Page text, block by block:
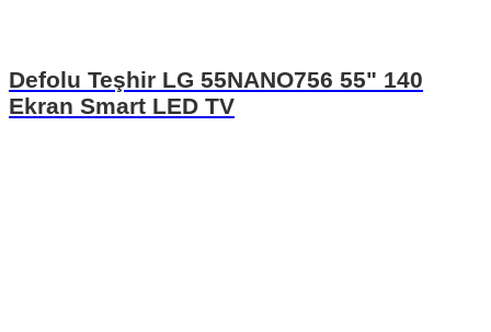
Defolu Teşhir LG 55NANO756 55" 140
Ekran Smart LED TV